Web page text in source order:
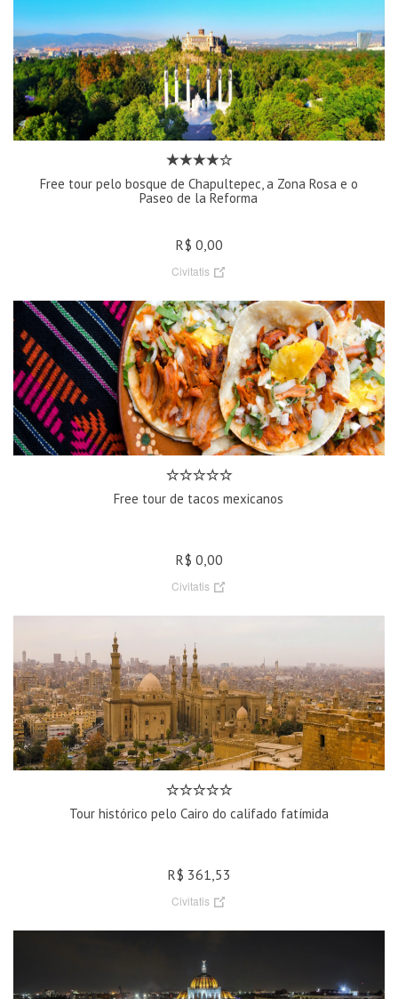
Free tour pelo bosque de Chapultepec, a Zona Rosa e o
Paseo de la Reforma
R$ 0,00
Civitatis
Free tour de tacos mexicanos
R$ 0,00
Civitatis
Tour histórico pelo Cairo do califado fatímida
R$ 361,53
Civitatis